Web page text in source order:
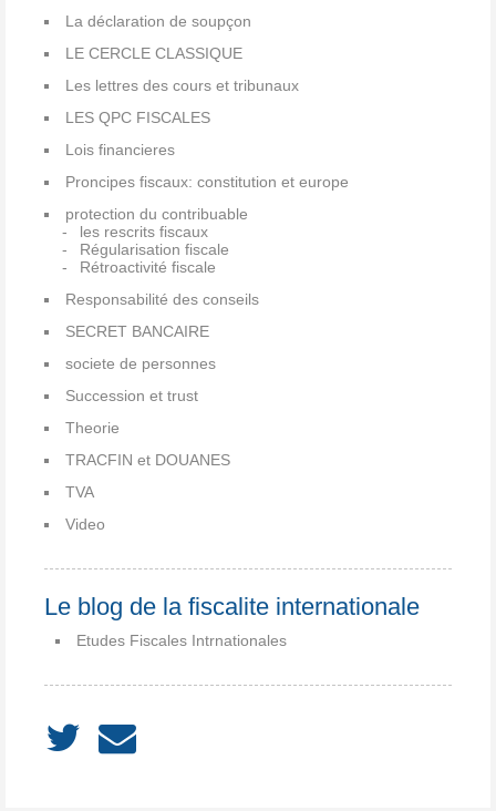
La déclaration de soupçon
LE CERCLE CLASSIQUE
Les lettres des cours et tribunaux
LES QPC FISCALES
Lois financieres
Proncipes fiscaux: constitution et europe
protection du contribuable
les rescrits fiscaux
Régularisation fiscale
Rétroactivité fiscale
Responsabilité des conseils
SECRET BANCAIRE
societe de personnes
Succession et trust
Theorie
TRACFIN et DOUANES
TVA
Video
Le blog de la fiscalite internationale
Etudes Fiscales Intrnationales